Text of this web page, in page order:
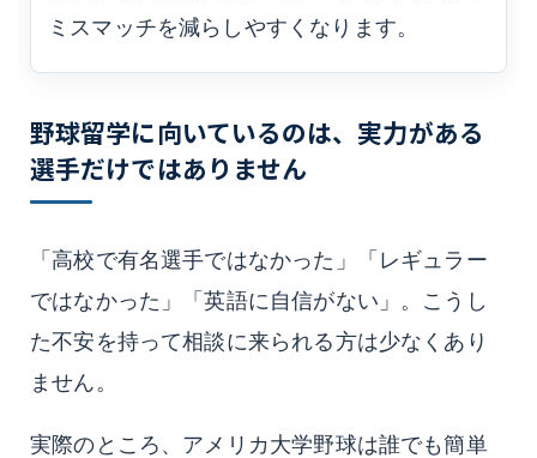
ミスマッチを減らしやすくなります。
野球留学に向いているのは、実力がある
選手だけではありません
「高校で有名選手ではなかった」「レギュラー
ではなかった」「英語に自信がない」。こうし
た不安を持って相談に来られる方は少なくあり
ません。
実際のところ、アメリカ大学野球は誰でも簡単